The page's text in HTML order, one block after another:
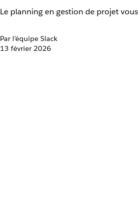
Le planning en gestion de projet
Par l’équipe Slack
13 février 2026